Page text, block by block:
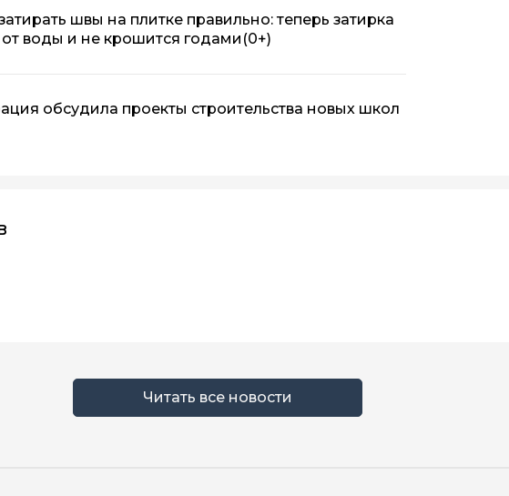
швы на плитке правильно: теперь затирка
от воды и не крошится годами (0+)
обсудила проекты строительства новых школ
Читать все новости